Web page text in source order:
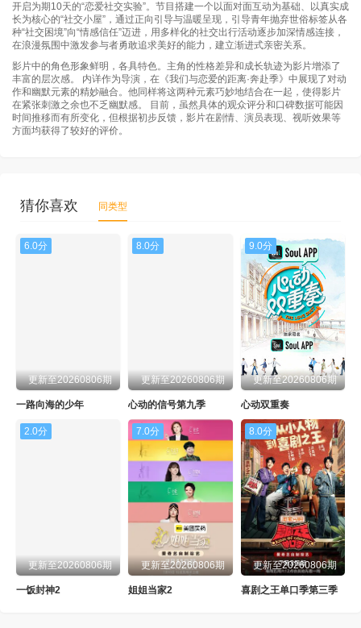
开启为期10天的“恋爱社交实验”。节目搭建一个以面对面互动为基础、以真实成
长为核心的“社交小屋”，通过正向引导与温暖呈现，引导青年抛弃世俗标签从各
种“社交困境”向“情感信任”迈进，用多样化的社交出行活动逐步加深情感连接，
在浪漫氛围中激发参与者勇敢追求美好的能力，建立渐进式亲密关系。
影片中的角色形象鲜明，各具特色。主角的性格差异和成长轨迹为影片增添了
丰富的层次感。 内详作为导演，在《我们与恋爱的距离·奔赴季》中展现了对动
作和幽默元素的精妙融合。他同样将这两种元素巧妙地结合在一起，使得影片
在紧张刺激之余也不乏幽默感。 目前，虽然具体的观众评分和口碑数据可能因
时间推移而有所变化，但根据初步反馈，影片在剧情、演员表现、视听效果等
方面均获得了较好的评价。
猜你喜欢 同类型
6.0分
更新至20260806期
一路向海的少年
8.0分
更新至20260806期
心动的信号第九季
9.0分
更新至20260806期
心动双重奏
2.0分
更新至20260806期
一饭封神2
7.0分
更新至20260806期
姐姐当家2
8.0分
更新至20260806期
喜剧之王单口季第三季